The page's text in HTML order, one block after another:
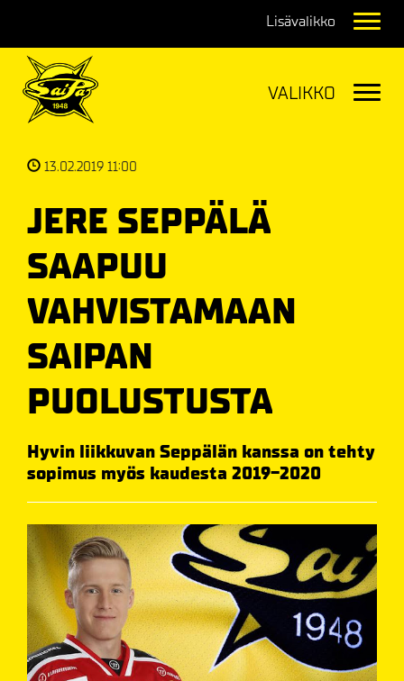
13.02.2019 11:00
JERE SEPPÄLÄ
SAAPUU
VAHVISTAMAAN
SAIPAN
PUOLUSTUSTA
Hyvin liikkuvan Seppälän kanssa on tehty
sopimus myös kaudesta 2019-2020